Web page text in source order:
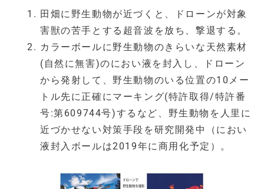
田畑に野生動物が近づくと、ドローンが対象
害獣の苦手とする超音波を放ち、撃退する。
カラーボールに野生動物のきらいな天然素材
(自然に無害)のにおい液を封入し、ドローン
から発射して、野生動物のいる位置の10メー
トル先に正確にマーキング(特許取得/特許番
号:第609744号)するなど、野生動物を人里に
近づかせない対策手段を研究開発中（におい
液封入ボールは2019年に商用化予定）。